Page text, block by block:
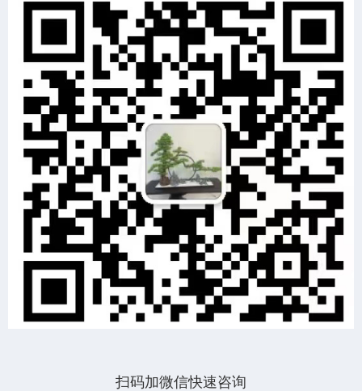
扫码加微信快速咨询